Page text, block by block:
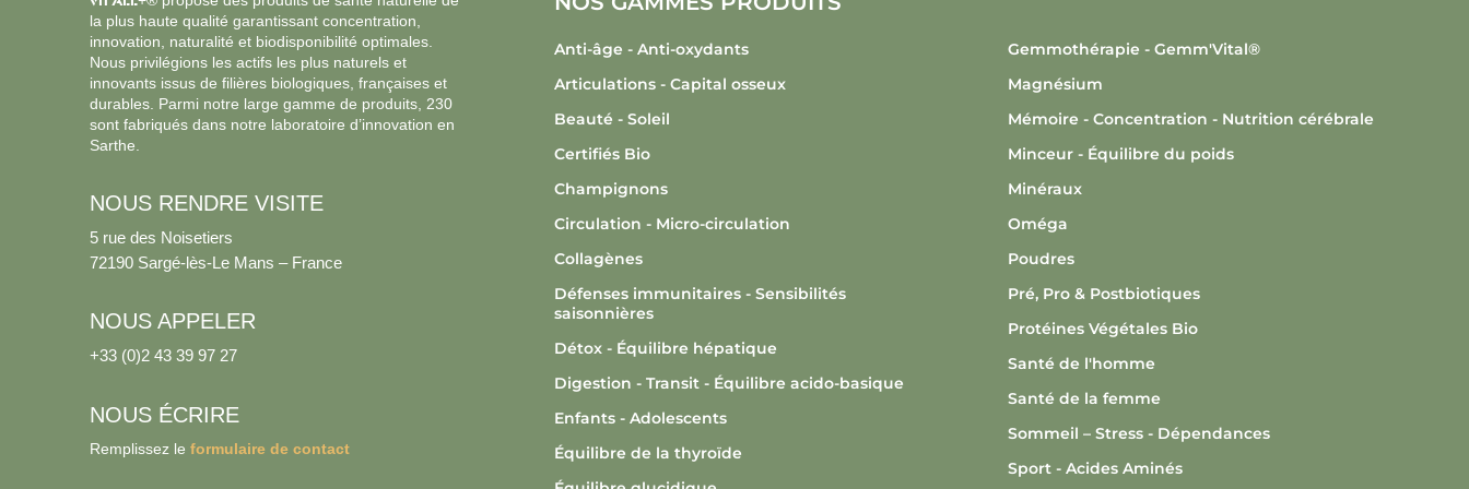
la plus haute qualité garantissant concentration,
innovation, naturalité et biodisponibilité optimales.
Nous privilégions les actifs les plus naturels et
innovants issus de filières biologiques, françaises et
durables. Parmi notre large gamme de produits, 230
sont fabriqués dans notre laboratoire d’innovation en
Sarthe.
NOUS RENDRE VISITE
5 rue des Noisetiers
72190 Sargé-lès-Le Mans – France
NOUS APPELER
+33 (0)2 43 39 97 27
NOUS ÉCRIRE
Remplissez le formulaire de contact
Anti-âge - Anti-oxydants
Articulations - Capital osseux
Beauté - Soleil
Certifiés Bio
Champignons
Circulation - Micro-circulation
Collagènes
Défenses immunitaires - Sensibilités
saisonnières
Détox - Équilibre hépatique
Digestion - Transit - Équilibre acido-basique
Enfants - Adolescents
Équilibre de la thyroïde
Gemmothérapie - Gemm'Vital®
Magnésium
Mémoire - Concentration - Nutrition cérébrale
Minceur - Équilibre du poids
Minéraux
Oméga
Poudres
Pré, Pro & Postbiotiques
Protéines Végétales Bio
Santé de l'homme
Santé de la femme
Sommeil – Stress - Dépendances
Sport - Acides Aminés